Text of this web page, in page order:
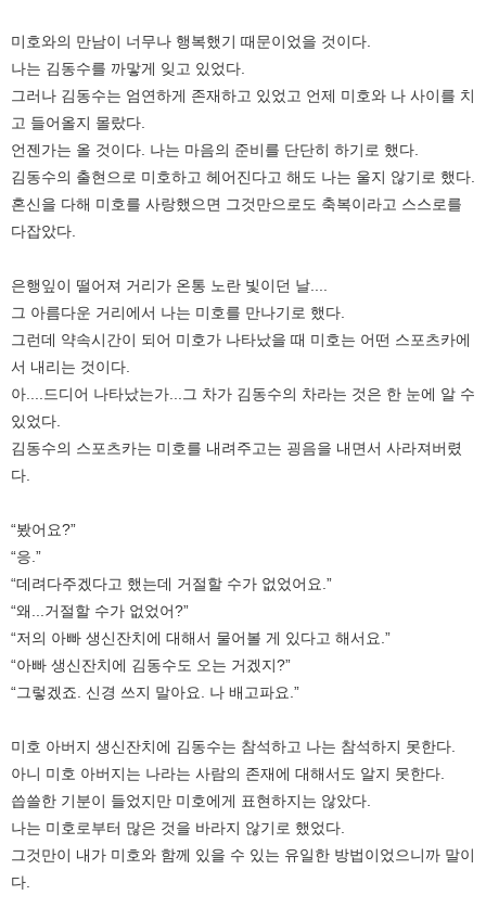
미호와의 만남이 너무나 행복했기 때문이었을 것이다.
나는 김동수를 까맣게 잊고 있었다.
그러나 김동수는 엄연하게 존재하고 있었고 언제 미호와 나 사이를 치
고 들어올지 몰랐다.
언젠가는 올 것이다. 나는 마음의 준비를 단단히 하기로 했다.
김동수의 출현으로 미호하고 헤어진다고 해도 나는 울지 않기로 했다.
혼신을 다해 미호를 사랑했으면 그것만으로도 축복이라고 스스로를
다잡았다.
은행잎이 떨어져 거리가 온통 노란 빛이던 날....
그 아름다운 거리에서 나는 미호를 만나기로 했다.
그런데 약속시간이 되어 미호가 나타났을 때 미호는 어떤 스포츠카에
서 내리는 것이다.
아....드디어 나타났는가...그 차가 김동수의 차라는 것은 한 눈에 알 수
있었다.
김동수의 스포츠카는 미호를 내려주고는 굉음을 내면서 사라져버렸
다.
“봤어요?”
“응.”
“데려다주겠다고 했는데 거절할 수가 없었어요.”
“왜...거절할 수가 없었어?”
“저의 아빠 생신잔치에 대해서 물어볼 게 있다고 해서요.”
“아빠 생신잔치에 김동수도 오는 거겠지?”
“그렇겠죠. 신경 쓰지 말아요. 나 배고파요.”
미호 아버지 생신잔치에 김동수는 참석하고 나는 참석하지 못한다.
아니 미호 아버지는 나라는 사람의 존재에 대해서도 알지 못한다.
씁쓸한 기분이 들었지만 미호에게 표현하지는 않았다.
나는 미호로부터 많은 것을 바라지 않기로 했었다.
그것만이 내가 미호와 함께 있을 수 있는 유일한 방법이었으니까 말이
다.